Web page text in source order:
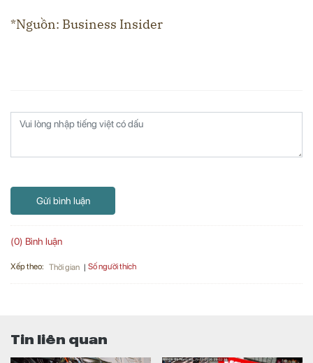
*Nguồn: Business Insider
Gửi bình luận
(0) Bình luận
Xếp theo: Thời gian Số người thích
Tin liên quan